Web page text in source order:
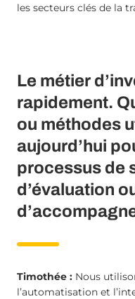
les secteurs clés de la
Le métier
rapidement.
ou méthodes
aujourd’hui
processus de
d’évaluation
Timothée : Nous
l’automatisation et